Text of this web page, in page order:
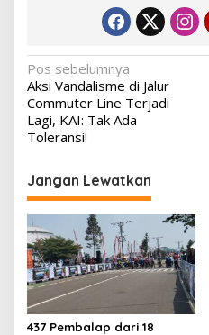
Navigasi
pos
Pos sebelumnya
Aksi Vandalisme di Jalur
Commuter Line Terjadi
Lagi, KAI: Tak Ada
Toleransi!
Jangan Lewatkan
437 Pembalap dari 18